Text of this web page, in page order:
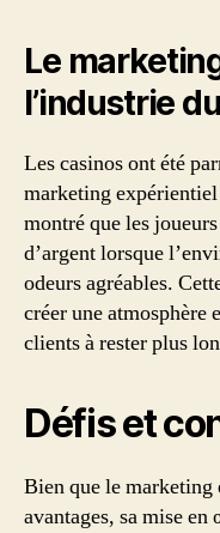
Le
l’industrie
Les casinos ont été
marketing
montré que les
d’argent lorsque
odeurs agréables.
créer une atmosphère
clients à rester plus
Défis et
Bien que le
avantages, sa mise en